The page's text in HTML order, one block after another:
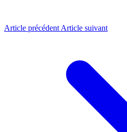
Article précédent Article suivant